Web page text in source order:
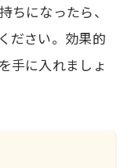
ちになったら、
ださい。効果的
手に入れましょ